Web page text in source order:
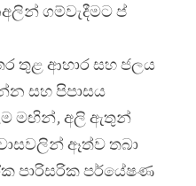
ගම්වැදීමට ප්
තුළ ආහාර සහ ජලය
සහ පිපාසය
මඟින්, අලි ඇතුන්
ඈත්ව තබා
පාරිසරික පර්යේෂණ